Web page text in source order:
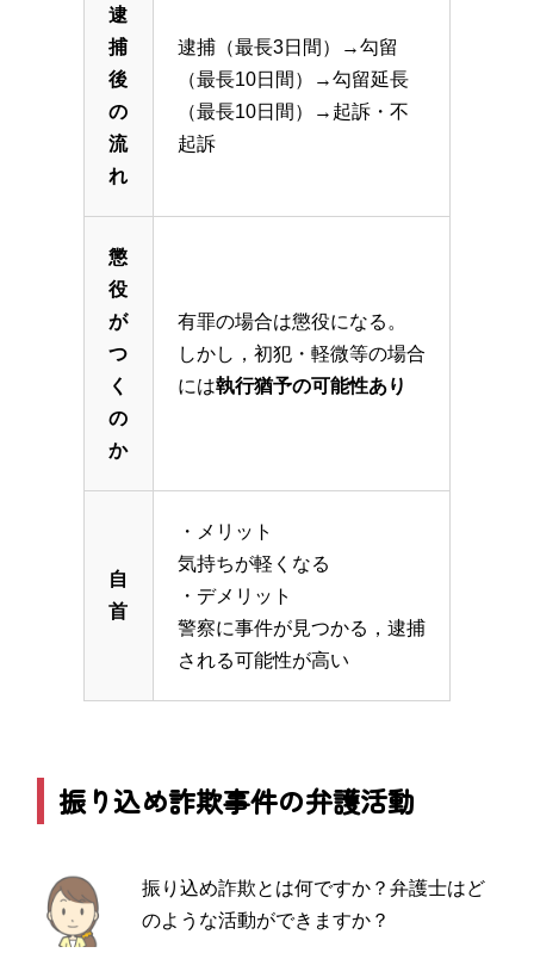
逮
捕
後
の
流
れ
逮捕（最長3日間）→勾留
（最長10日間）→勾留延長
（最長10日間）→起訴・不
起訴
懲
役
が
つ
く
の
か
有罪の場合は懲役になる。
しかし，初犯・軽微等の場合
には執行猶予の可能性あり
自
首
・メリット
気持ちが軽くなる
・デメリット
警察に事件が見つかる，逮捕
される可能性が高い
振り込め詐欺事件の弁護活動
振り込め詐欺とは何ですか？弁護士はど
のような活動ができますか？